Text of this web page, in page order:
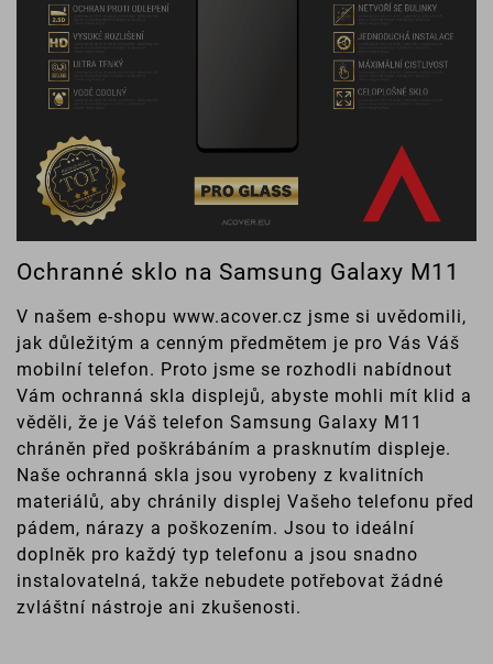
Ochranné sklo na Samsung Galaxy M11
V našem e-shopu www.acover.cz jsme si uvědomili,
jak důležitým a cenným předmětem je pro Vás Váš
mobilní telefon. Proto jsme se rozhodli nabídnout
Vám ochranná skla displejů, abyste mohli mít klid a
věděli, že je Váš telefon Samsung Galaxy M11
chráněn před poškrábáním a prasknutím displeje.
Naše ochranná skla jsou vyrobeny z kvalitních
materiálů, aby chránily displej Vašeho telefonu před
pádem, nárazy a poškozením. Jsou to ideální
doplněk pro každý typ telefonu a jsou snadno
instalovatelná, takže nebudete potřebovat žádné
zvláštní nástroje ani zkušenosti.